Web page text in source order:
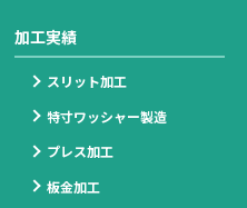
加工実績
スリット加工
特寸ワッシャー製造
プレス加工
板金加工